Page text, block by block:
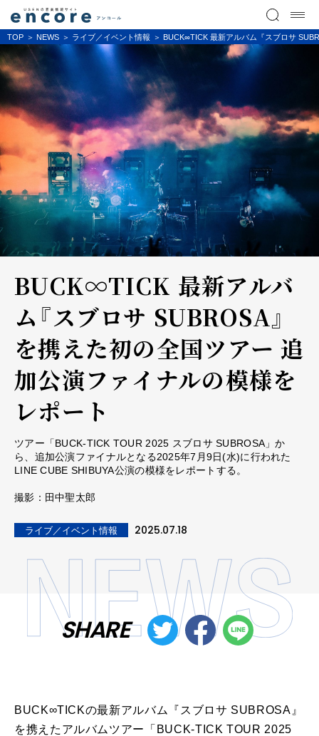
TOP NEWS ライブ／イベント情報 BUCK∞TICK 最新アルバム『スブロサ
BUCK∞TICK 最新アルバ
ム『スブロサ SUBROSA』
を携えた初の全国ツアー 追
加公演ファイナルの模様を
レポート
ツアー「BUCK-TICK TOUR 2025 スブロサ SUBROSA」か
ら、追加公演ファイナルとなる2025年7月9日(水)に行われた
LINE CUBE SHIBUYA公演の模様をレポートする。
撮影：田中聖太郎
ライブ／イベント情報 2025.07.18
SHARE
BUCK∞TICKの最新アルバム『スブロサ SUBROSA』
を携えたアルバムツアー「BUCK-TICK TOUR 2025